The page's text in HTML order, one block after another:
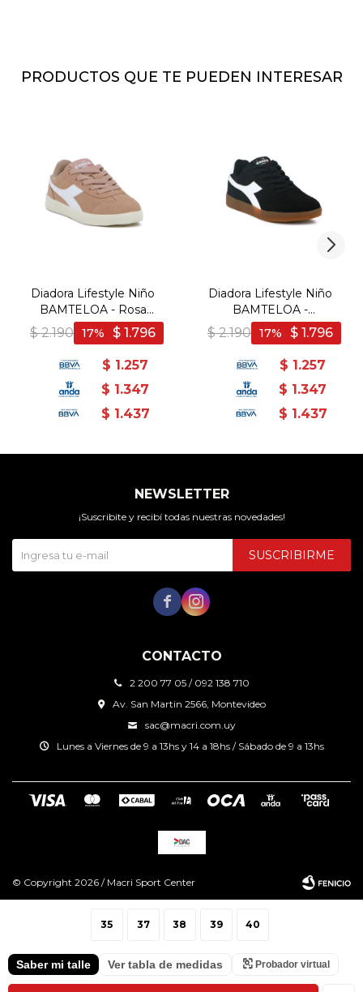
35 37 38 39 40
Saber mi talle Ver tabla de medidas Probador virtual
PRODUCTOS QUE TE PUEDEN INTERESAR
Diadora Lifestyle Niño
BAMTELOA - Rosa
Viejo/Blanco - Rosa Viejo-
Blanco
$ 2.190 $ 1.796
17
$ 1.257
$ 1.347
$ 1.437
Diadora Lifestyle Niño
BAMTELOA -
Negro/Blanco - Negro-
Blanco
$ 2.190 $ 1.796
17
$ 1.257
$ 1.347
$ 1.437
CONTACTO
2 200 77 05 / 092 138 710
Av. San Martin 2566, Montevideo
sac@macri.com.uy
Lunes a Viernes de 9 a 13hs y 14 a 18hs / Sábado de 9 a 13hs
NEWSLETTER
¡Suscribite y recibí todas nuestras novedades!
SUSCRIBIRME
 
© Copyright 2026 / Macri Sport Center